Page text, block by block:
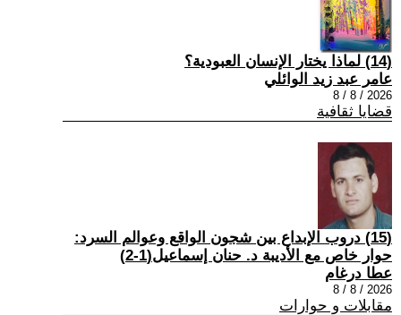
(14) لماذا يختار الإنسان العبودية؟
عامر عبد زيد الوائلي
2026 / 8 / 8
قضايا ثقافية
(15) دروب الإبداع بين شجون الواقع وعوالم السرد:
حوار خاص مع الأديبة د. حنان إسماعيل(1-2)
عطا درغام
2026 / 8 / 8
مقابلات و حوارات